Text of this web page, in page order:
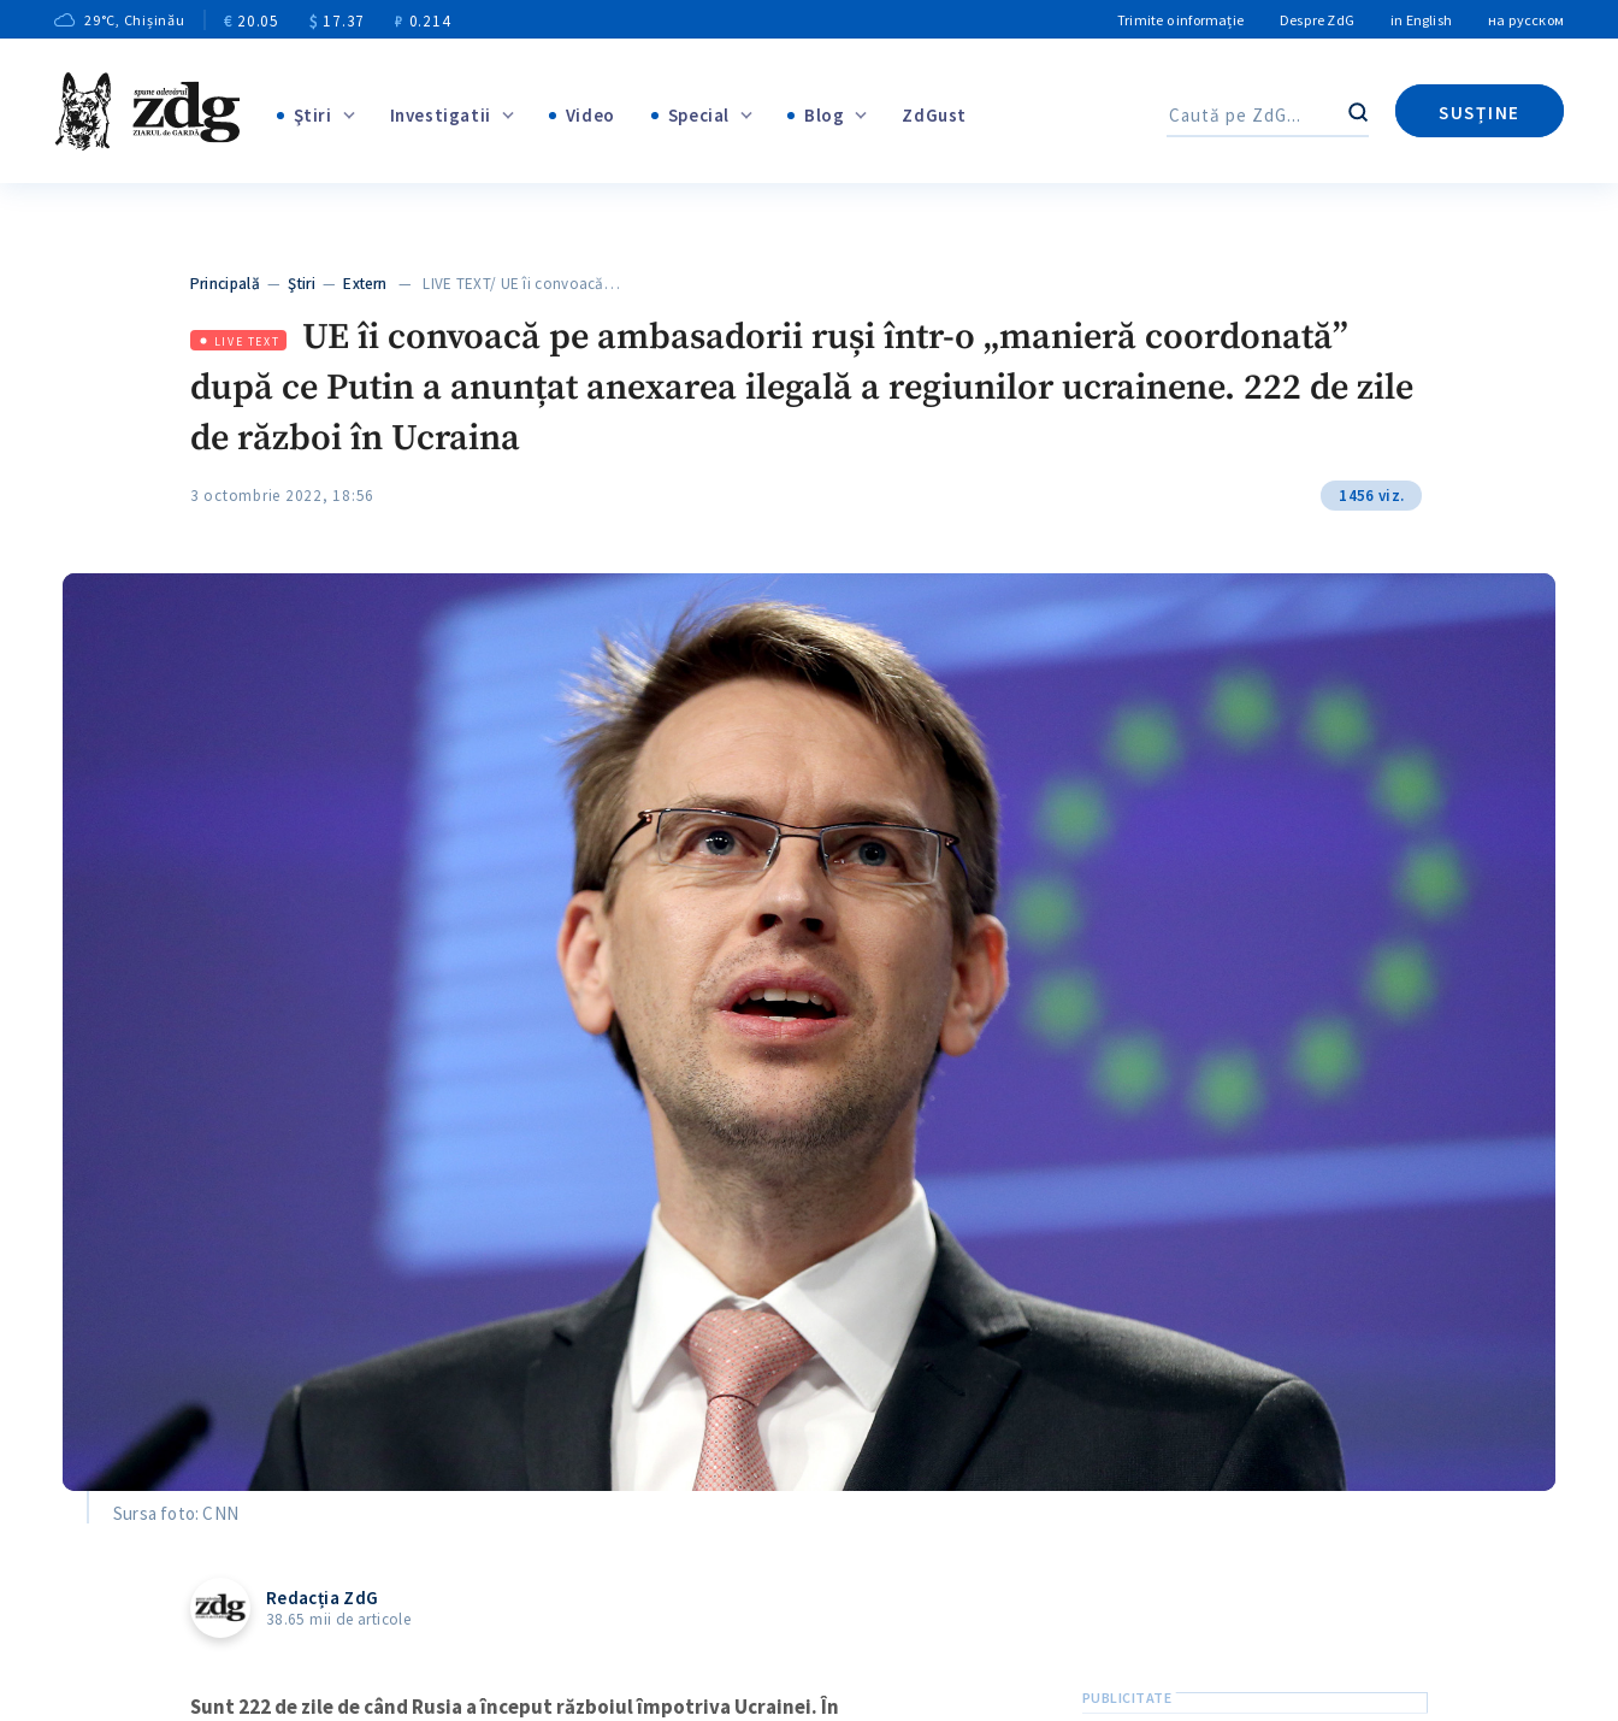
29°C, Chișinău € 20.05 $ 17.37 ₽ 0.214 Trimite o informație Despre ZdG in English на русском
Ştiri Investigatii Video Special
+1
Blog
+1
ZdGust Caută
SUSȚINE
Caută
Principală —Ştiri —Extern — LIVE TEXT/ UE îi convoacă…
LIVE TEXT
UE îi convoacă pe ambasadorii ruși într-o „manieră coordonată”
după ce Putin a anunțat anexarea ilegală a regiunilor ucrainene. 222 de zile
de război în Ucraina
3 octombrie 2022, 18:56 1456 viz.
Sursa foto: CNN
Redacția ZdG
38.65 mii de articole
Sunt 222 de zile de când Rusia a început războiul împotriva Ucrainei. În